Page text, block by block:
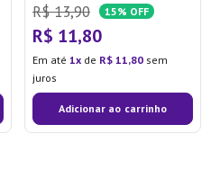
R$ 13,90 15% OFF
R$ 11,80
Em até 1 de R$ 11,80 sem
juros
Adicionar ao carrinho